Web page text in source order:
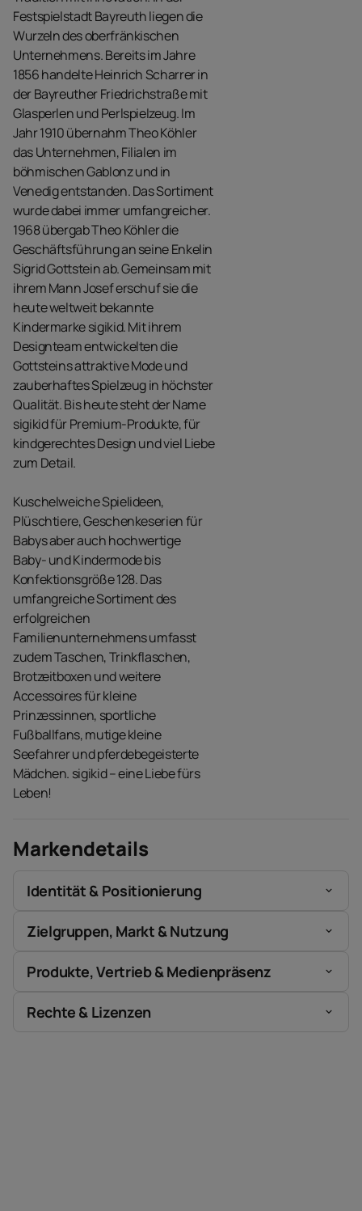
Festspielstadt Bayreuth liegen die
Wurzeln des oberfränkischen
Unternehmens. Bereits im Jahre
1856 handelte Heinrich Scharrer in
der Bayreuther Friedrichstraße mit
Glasperlen und Perlspielzeug. Im
Jahr 1910 übernahm Theo Köhler
das Unternehmen, Filialen im
böhmischen Gablonz und in
Venedig entstanden. Das Sortiment
wurde dabei immer umfangreicher.
1968 übergab Theo Köhler die
Geschäftsführung an seine Enkelin
Sigrid Gottstein ab. Gemeinsam mit
ihrem Mann Josef erschuf sie die
heute weltweit bekannte
Kindermarke sigikid. Mit ihrem
Designteam entwickelten die
Gottsteins attraktive Mode und
zauberhaftes Spielzeug in höchster
Qualität. Bis heute steht der Name
sigikid für Premium-Produkte, für
kindgerechtes Design und viel Liebe
zum Detail.
Kuschelweiche Spielideen,
Plüschtiere, Geschenkeserien für
Babys aber auch hochwertige
Baby- und Kindermode bis
Konfektionsgröße 128. Das
umfangreiche Sortiment des
erfolgreichen
Familienunternehmens umfasst
zudem Taschen, Trinkflaschen,
Brotzeitboxen und weitere
Accessoires für kleine
Prinzessinnen, sportliche
Fußballfans, mutige kleine
Seefahrer und pferdebegeisterte
Mädchen. sigikid – eine Liebe fürs
Leben!
Markendetails
Identität & Positionierung
Zielgruppen, Markt & Nutzung
Produkte, Vertrieb & Medienpräsenz
Rechte & Lizenzen